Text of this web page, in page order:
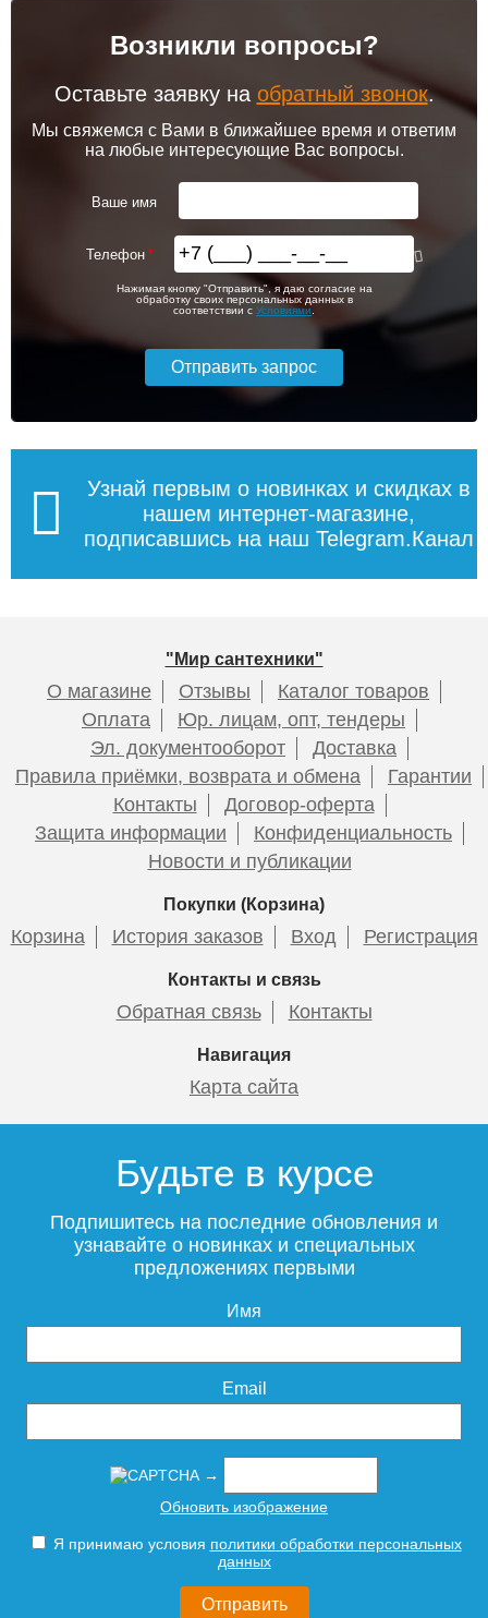
Возникли вопросы?
Оставьте заявку на обратный звонок.
Мы свяжемся с Вами в ближайшее время и ответим
на любые интересующие Вас вопросы.
Ваше имя
Телефон
Нажимая кнопку "Отправить", я даю согласие на
обработку своих персональных данных в
соответствии с Условиями
Узнай первым о новинках и скидках в
нашем интернет-магазине,
подписавшись на наш Telegram.Канал
"Мир сантехники"
О магазине Отзывы
Каталог товаров
Оплата
Юр. лицам, опт, тендеры
Эл. документооборот
Доставка
Правила приёмки, возврата и обмена
Гарантии
Контакты
Договор-оферта
Защита информации
Конфиденциальность
Новости и публикации
Покупки (Корзина)
Корзина История заказов Вход Регистрация
Контакты и связь
Обратная связь Контакты
Навигация
Карта сайта
Будьте в курсе
Подпишитесь на последние обновления и
узнавайте о новинках и специальных
предложениях первыми
Имя
Email
→
Обновить изображение
Я принимаю условия политики обработки персональных
данных